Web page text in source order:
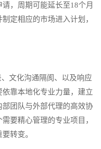
，周期可能延长至18个月
定相应的市场进入计划，
文化沟通隔阂、以及响应
靠本地化专业力量，建立
团队与外部代理的高效协
要精心管理的专业项目，
转变。